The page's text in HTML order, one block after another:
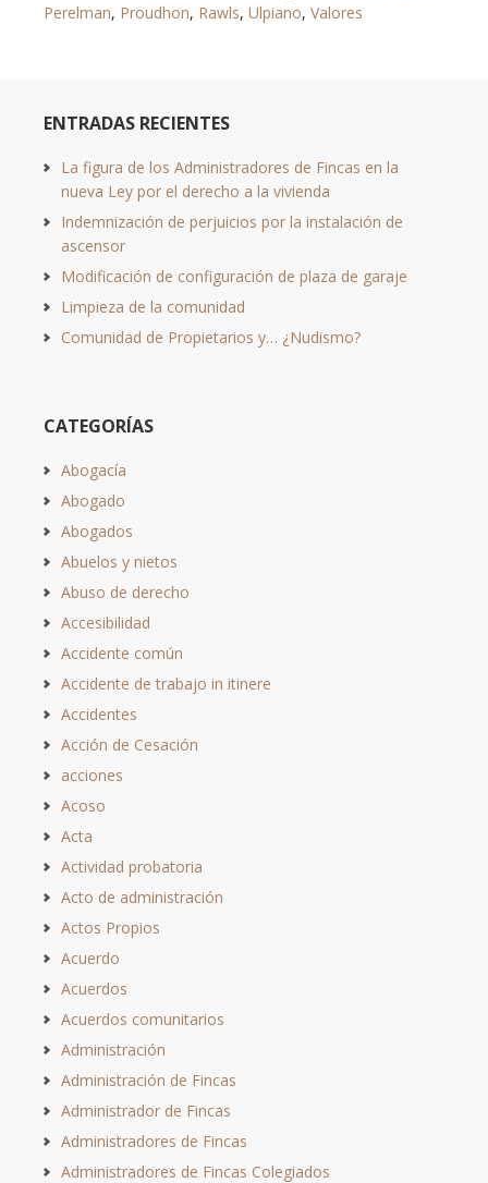
Perelman, Proudhon, Rawls, Ulpiano, Valores
ENTRADAS RECIENTES
La figura de los Administradores de Fincas en la
nueva Ley por el derecho a la vivienda
Indemnización de perjuicios por la instalación de
ascensor
Modificación de configuración de plaza de garaje
Limpieza de la comunidad
Comunidad de Propietarios y… ¿Nudismo?
CATEGORÍAS
Abogacía
Abogado
Abogados
Abuelos y nietos
Abuso de derecho
Accesibilidad
Accidente común
Accidente de trabajo in itinere
Accidentes
Acción de Cesación
acciones
Acoso
Acta
Actividad probatoria
Acto de administración
Actos Propios
Acuerdo
Acuerdos
Acuerdos comunitarios
Administración
Administración de Fincas
Administrador de Fincas
Administradores de Fincas
Administradores de Fincas Colegiados